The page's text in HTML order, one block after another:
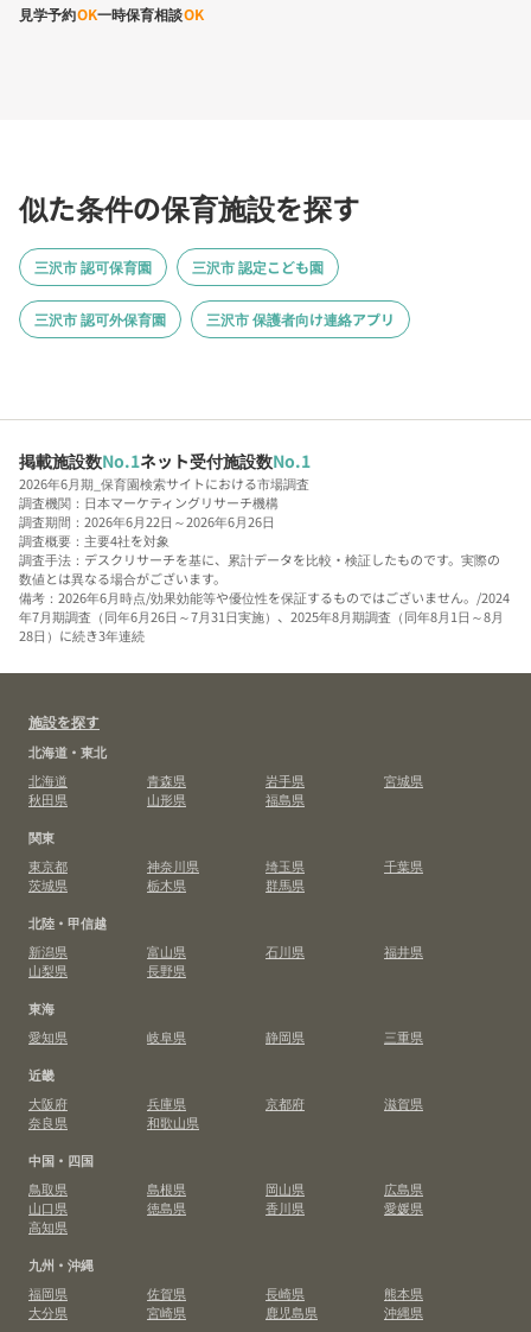
見学予約OK一時保育相談OK
似た条件の保育施設を探す
三沢市 認可保育園 三沢市 認定こども園
三沢市 認可外保育園 三沢市 保護者向け連絡アプリ
掲載施設数No.1ネット受付施設数No.1
2026年6月期_保育園検索サイトにおける市場調査
調査機関：日本マーケティングリサーチ機構
調査期間：2026年6月22日～2026年6月26日
調査概要：主要4社を対象
調査手法：デスクリサーチを基に、累計データを比較・検証したものです。実際の
数値とは異なる場合がございます。
備考：2026年6月時点/効果効能等や優位性を保証するものではございません。/2024
年7月期調査（同年6月26日～7月31日実施）、2025年8月期調査（同年8月1日～8月
28日）に続き3年連続
施設を探す
北海道・東北
北海道
青森県 岩手県
宮城県
秋田県
山形県
福島県
関東
東京都
神奈川県 埼玉県
千葉県
茨城県
栃木県
群馬県
北陸・甲信越
新潟県
富山県 石川県
福井県
山梨県
長野県
東海
愛知県
岐阜県 静岡県
三重県
近畿
大阪府
兵庫県 京都府
滋賀県
奈良県
和歌山県
中国・四国
鳥取県
島根県 岡山県
広島県
山口県
徳島県 香川県
愛媛県
高知県
九州・沖縄
福岡県
佐賀県 長崎県
熊本県
大分県
宮崎県 鹿児島県 沖縄県